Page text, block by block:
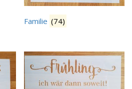
Familie (74)